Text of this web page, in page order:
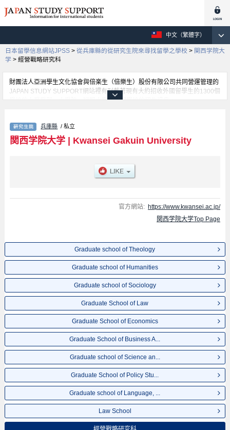
中文（繁體字）
日本留學信息網站JPSS > 從兵庫縣的從研究生院來尋找留學之學校 > 関西学院大
学 > 經營戰略研究科
財團法人亞洲學生文化協會與倍楽生（倍樂生）股份有限公司共同營運管理的
JAPAN STUDY SUPPORT網站裡有刊載著現有大約招收外國留學生的1300個
學校的大學學部、大學院、短期大學、專門學校的招生訊息。
Sociology、Graduate School of Law、Graduate School of Economics、
Graduate School of Business Administration、Graduate school of Science
and Technology、Graduate School of Policy Studies、Graduate school of
Graduate School of Human Welfare Studies、Graduate School of
Education、Graduate School of International Studies等各別研究科的不同訊
兵庫縣 / 私立
関西学院大学| Kwansei Gakuin University
官方網站: https://www.kwansei.ac.jp/
関西学院大学Top Page
Graduate school of Theology
Graduate school of Humanities
Graduate school of Sociology
Graduate School of Law
Graduate School of Economics
Graduate School of Business A...
Graduate school of Science an...
Graduate School of Policy Stu...
Graduate school of Language, ...
Law School